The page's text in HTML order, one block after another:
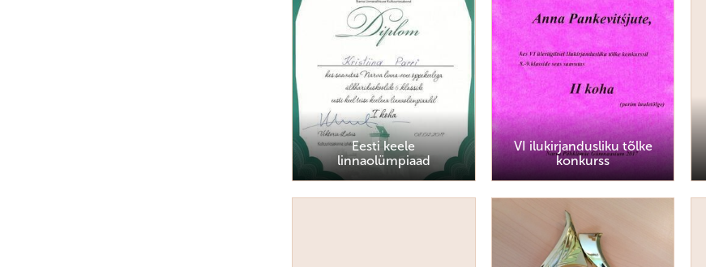
Eesti keele
linnaolümpiaad
VI ilukirjandusliku tõlke
konkurss